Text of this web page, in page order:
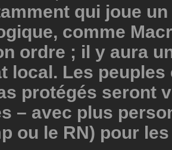
qui joue
comme
ordre ; il y aura
local. Les
protégés seront
– avec plus
ou le RN) pour